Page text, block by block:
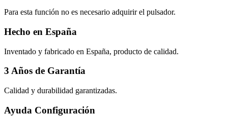
Para esta función no es necesario adquirir el pulsador.
Hecho en España
Inventado y fabricado en España, producto de calidad.
3 Años de Garantía
Calidad y durabilidad garantizadas.
Ayuda Configuración